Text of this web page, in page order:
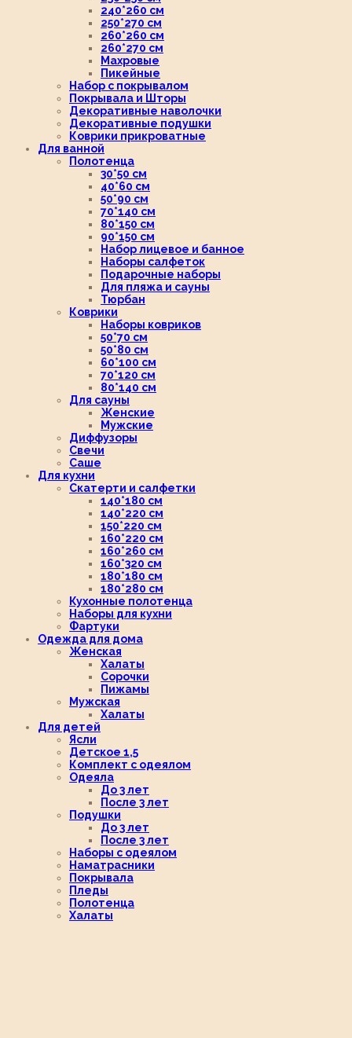
240*260 см
250*270 см
260*260 см
260*270 см
Махровые
Пикейные
Набор с покрывалом
Покрывала и Шторы
Декоративные наволочки
Декоративные подушки
Коврики прикроватные
Для ванной
Полотенца
30*50 см
40*60 см
50*90 см
70*140 см
80*150 см
90*150 см
Набор лицевое и банное
Наборы салфеток
Подарочные наборы
Для пляжа и сауны
Тюрбан
Коврики
Наборы ковриков
50*70 см
50*80 см
60*100 см
70*120 см
80*140 см
Для сауны
Женские
Мужские
Диффузоры
Свечи
Саше
Для кухни
Скатерти и салфетки
140*180 см
140*220 см
150*220 см
160*220 см
160*260 см
160*320 см
180*180 см
180*280 см
Кухонные полотенца
Наборы для кухни
Фартуки
Одежда для дома
Женская
Халаты
Сорочки
Пижамы
Мужская
Халаты
Для детей
Ясли
Детское 1,5
Комплект с одеялом
Одеяла
До 3 лет
После 3 лет
Подушки
До 3 лет
После 3 лет
Наборы с одеялом
Наматрасники
Покрывала
Пледы
Полотенца
Халаты